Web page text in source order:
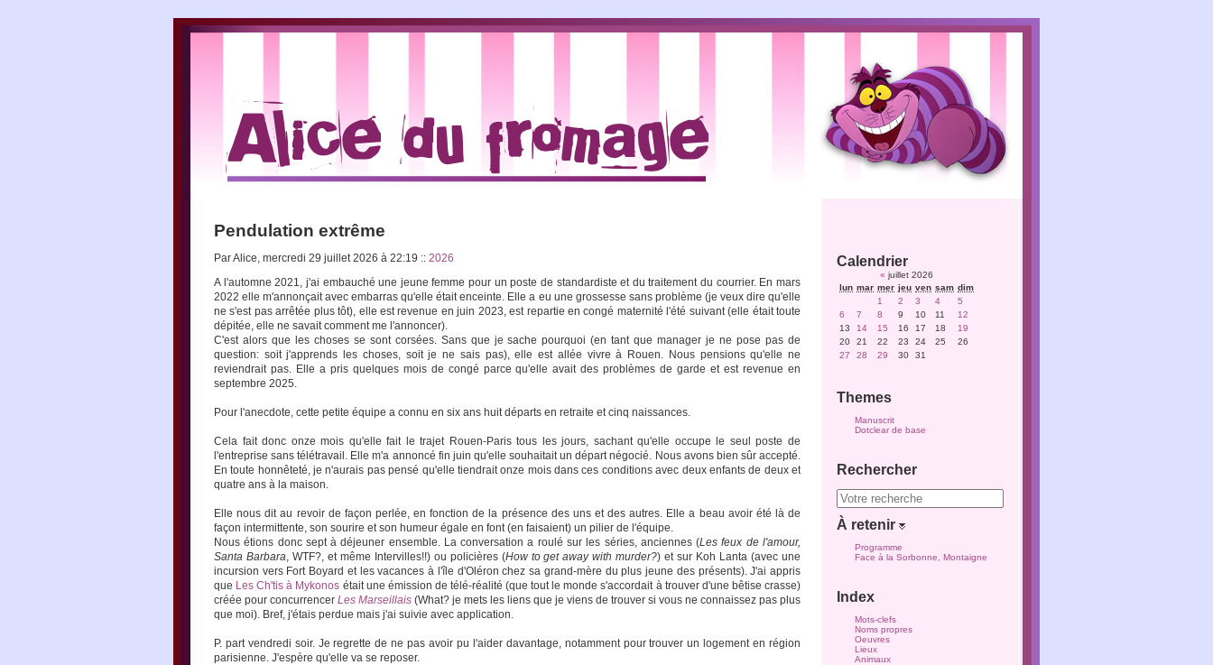
Pendulation extrême
Par Alice, mercredi 29 juillet 2026 à 22:19 :: 2026
A l'automne 2021, j'ai embauché une jeune femme pour un poste de standardiste et du traitement du courrier. En mars
2022 elle m'annonçait avec embarras qu'elle était enceinte. Elle a eu une grossesse sans problème (je veux dire qu'elle
ne s'est pas arrêtée plus tôt), elle est revenue en juin 2023, est repartie en congé maternité l'été suivant (elle était toute
dépitée, elle ne savait comment me l'annoncer).
C'est alors que les choses se sont corsées. Sans que je sache pourquoi (en tant que manager je ne pose pas de
question: soit j'apprends les choses, soit je ne sais pas), elle est allée vivre à Rouen. Nous pensions qu'elle ne
reviendrait pas. Elle a pris quelques mois de congé parce qu'elle avait des problèmes de garde et est revenue en
septembre 2025.
Pour l'anecdote, cette petite équipe a connu en six ans huit départs en retraite et cinq naissances.
Cela fait donc onze mois qu'elle fait le trajet Rouen-Paris tous les jours, sachant qu'elle occupe le seul poste de
l'entreprise sans télétravail. Elle m'a annoncé fin juin qu'elle souhaitait un départ négocié. Nous avons bien sûr accepté.
En toute honnêteté, je n'aurais pas pensé qu'elle tiendrait onze mois dans ces conditions avec deux enfants de deux et
quatre ans à la maison.
Elle nous dit au revoir de façon perlée, en fonction de la présence des uns et des autres. Elle a beau avoir été là de
façon intermittente, son sourire et son humeur égale en font (en faisaient) un pilier de l'équipe.
Nous étions donc sept à déjeuner ensemble. La conversation a roulé sur les séries, anciennes (Les feux de l'amour,
Santa Barbara, WTF?, et même Intervilles!!) ou policières (How to get away with murder?) et sur Koh Lanta (avec une
incursion vers Fort Boyard et les vacances à l'île d'Oléron chez sa grand-mère du plus jeune des présents). J'ai appris
que Les Ch'tis à Mykonos était une émission de télé-réalité (que tout le monde s'accordait à trouver d'une bêtise crasse)
créée pour concurrencer Les Marseillais (What? je mets les liens que je viens de trouver si vous ne connaissez pas plus
que moi). Bref, j'étais perdue mais j'ai suivie avec application.
P. part vendredi soir. Je regrette de ne pas avoir pu l'aider davantage, notamment pour trouver un logement en région
parisienne. J'espère qu'elle va se reposer.
Calendrier
« juillet 2026
lun mar mer jeu ven sam dim
1
2 3 4
5
6
7 8 9 10 11
12
13
14 15 16 17 18
19
20
21 22 23 24 25
26
27
28 29 30 31
Themes
Manuscrit
Dotclear de base
Rechercher
À retenir
Programme
Face à la Sorbonne, Montaigne
Index
Mots-clefs
Noms propres
Oeuvres
Lieux
Animaux